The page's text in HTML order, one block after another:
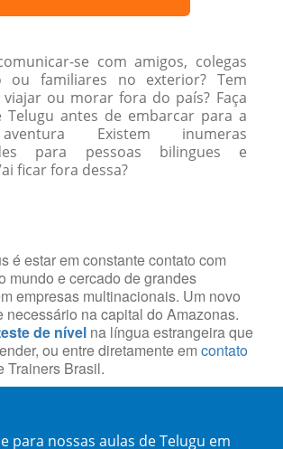
se com amigos, colegas
ou familiares no exterior? Tem
ou morar fora do país? Faça
Telugu antes de embarcar para a
Existem inumeras
para pessoas bilingues e
ficar fora dessa?
é estar em constante contato com
mundo e cercado de grandes
empresas multinacionais. Um novo
necessário na capital do Amazonas.
de nível na língua estrangeira que
ou entre diretamente em contato
Trainers Brasil.
para nossas aulas de Telugu em